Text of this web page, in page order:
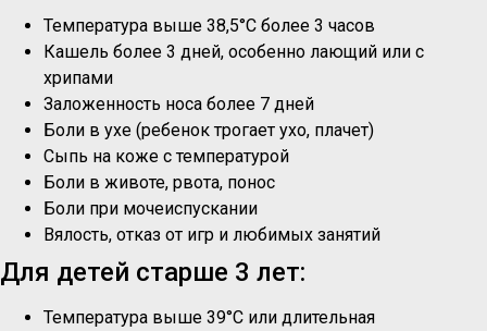
Температура выше 38,5°C более 3 часов
Кашель более 3 дней, особенно лающий или с
хрипами
Заложенность носа более 7 дней
Боли в ухе (ребенок трогает ухо, плачет)
Сыпь на коже с температурой
Боли в животе, рвота, понос
Боли при мочеиспускании
Вялость, отказ от игр и любимых занятий
Для детей старше 3 лет:
Температура выше 39°C или длительная